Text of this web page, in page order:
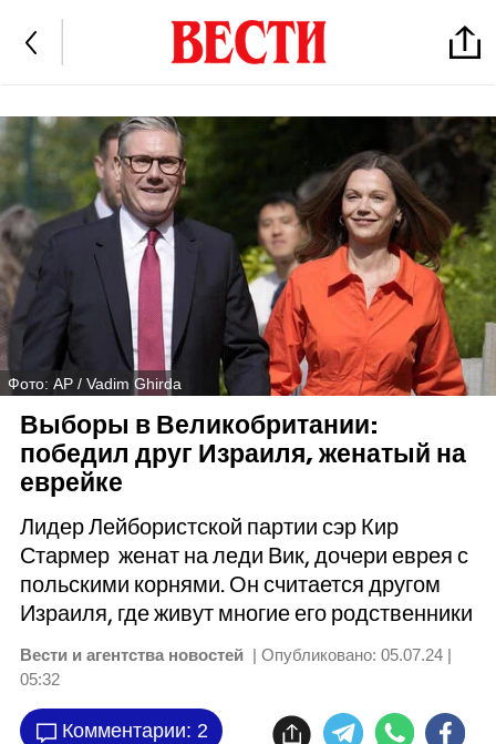
Фото: AP / Vadim Ghirda
Выборы в Великобритании:
победил друг Израиля, женатый на
еврейке
Лидер Лейбористской партии сэр Кир
Стармер женат на леди Вик, дочери еврея с
польскими корнями. Он считается другом
Израиля, где живут многие его родственники
Вести и агентства новостей | Опубликовано: 05.07.24 |
05:32
Комментарии: 2